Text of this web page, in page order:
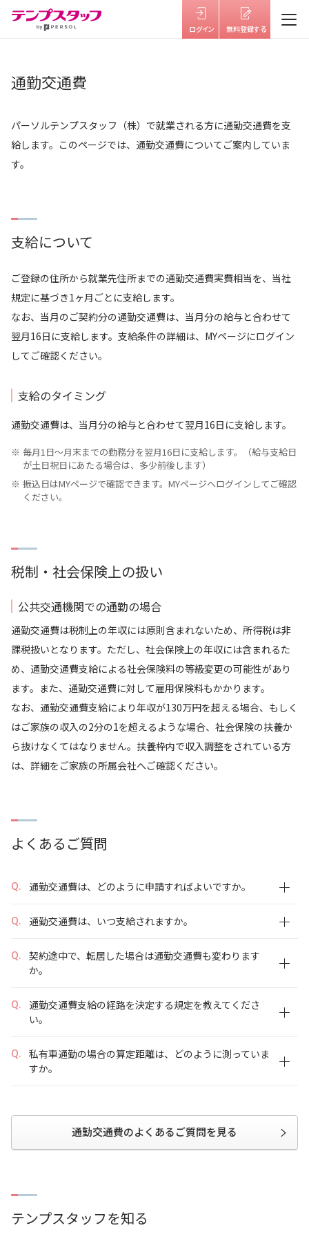
仕事を探す
はたらき方を選ぶ
よくあるご質問
お役立ち情報 お知らせ
企業のご担当の方 会社案内
通勤交通費
パーソルテンプスタッフ（株）で就業される方に通勤交通費を支
給します。このページでは、通勤交通費についてご案内していま
す。
支給について
ご登録の住所から就業先住所までの通勤交通費実費相当を、当社
規定に基づき1ヶ月ごとに支給します。
なお、当月のご契約分の通勤交通費は、当月分の給与と合わせて
翌月16日に支給します。支給条件の詳細は、MYページにログイン
してご確認ください。
支給のタイミング
通勤交通費は、当月分の給与と合わせて翌月16日に支給します。
毎月1日～月末までの勤務分を翌月16日に支給します。（給与支給日
が土日祝日にあたる場合は、多少前後します）
振込日はMYページで確認できます。MYページへログインしてご確認
ください。
税制・社会保険上の扱い
公共交通機関での通勤の場合
通勤交通費は税制上の年収には原則含まれないため、所得税は非
課税扱いとなります。ただし、社会保険上の年収には含まれるた
め、通勤交通費支給による社会保険料の等級変更の可能性があり
ます。また、通勤交通費に対して雇用保険料もかかります。
なお、通勤交通費支給により年収が130万円を超える場合、もしく
はご家族の収入の2分の1を超えるような場合、社会保険の扶養か
ら抜けなくてはなりません。扶養枠内で収入調整をされている方
は、詳細をご家族の所属会社へご確認ください。
よくあるご質問
通勤交通費は、どのように申請すればよいですか。
通勤交通費は、いつ支給されますか。
契約途中で、転居した場合は通勤交通費も変わります
か。
通勤交通費支給の経路を決定する規定を教えてくださ
い。
私有車通勤の場合の算定距離は、どのように測っていま
すか。
通勤交通費のよくあるご質問を見る
テンプスタッフを知る